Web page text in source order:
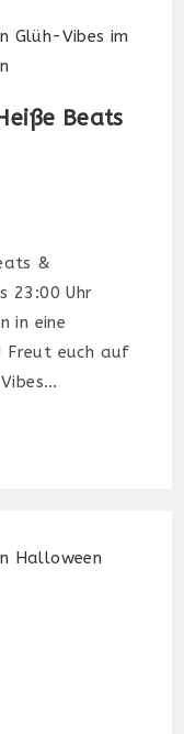
Beats
&
23:00 Uhr
in eine
Freut euch auf